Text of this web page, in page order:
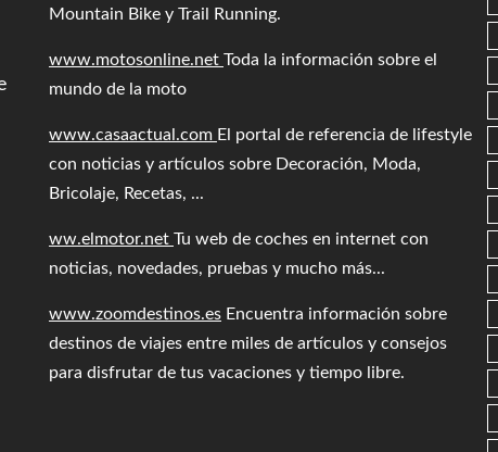
Mountain Bike y Trail Running.
www.motosonline.net Toda la información sobre el
mundo de la moto
www.casaactual.com El portal de referencia de lifestyle
con noticias y artículos sobre Decoración, Moda,
Bricolaje, Recetas, ...
ww.elmotor.net Tu web de coches en internet con
noticias, novedades, pruebas y mucho más...
www.zoomdestinos.es Encuentra información sobre
destinos de viajes entre miles de artículos y consejos
para disfrutar de tus vacaciones y tiempo libre.